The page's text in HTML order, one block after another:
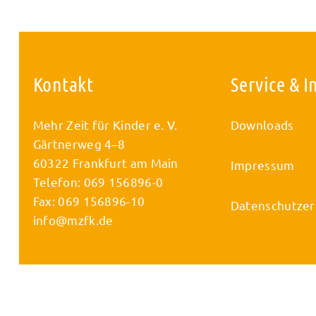
Kontakt
Mehr Zeit für Kinder e. V.
Gärtnerweg 4–8
60322 Frankfurt am Main
Telefon: 069 156896-0
Fax: 069 156896-10
info@mzfk.de
Service &
Downloads
Impressum